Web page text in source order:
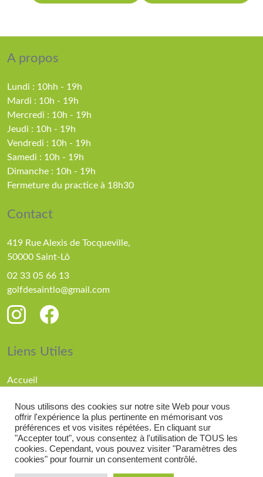
A propos
Lundi : 10hh - 19h
Mardi : 10h - 19h
Mercredi : 10h - 19h
Jeudi : 10h - 19h
Vendredi : 10h - 19h
Samedi : 10h - 19h
Dimanche : 10h - 19h
Fermeture du practice à 18h30
Contact
419 Rue Alexis de Tocqueville,
50000 Saint-Lô
02 33 05 66 13
golfdesaintlo@gmail.com
Liens Utiles
Accueil
Compétitions
Actualités
© 2026 Golf de Saint Lô | Mentions légales
Nous utilisons des cookies sur notre site Web pour vous
offrir l'expérience la plus pertinente en mémorisant vos
préférences et vos visites répétées. En cliquant sur
"Accepter tout", vous consentez à l'utilisation de TOUS les
cookies. Cependant, vous pouvez visiter "Paramètres des
cookies" pour fournir un consentement contrôlé.